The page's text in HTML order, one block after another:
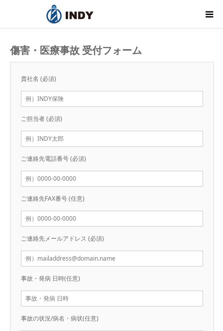
傷害・医療事故 受付フォーム
貴社名 (必須)
ご担当者(必須)
ご連絡先電話番号(必須)
ご連絡先FAX番号(任意)
ご連絡先メールアドレス (必須)
事故・発病 日時(任意)
事故の状況/病名・病状(任意)
保険のこと
採用情報
お問い合わせ